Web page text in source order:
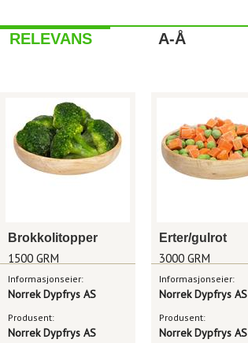
RELEVANS A-Å
Brokkolitopper
1500 GRM
Informasjonseier:
Norrek Dypfrys AS
Produsent:
Norrek Dypfrys AS
Erter/gulrot
3000 GRM
Informasjonseier:
Norrek Dypfrys AS
Produsent:
Norrek Dypfrys AS